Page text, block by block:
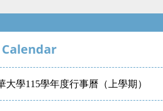
Calendar
大學115學年度行事曆（上學期）